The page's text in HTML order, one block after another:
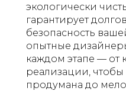
экологически
гарантирует
безопасность
опытные
каждом этапе — от
реализации, чтобы
продумана до